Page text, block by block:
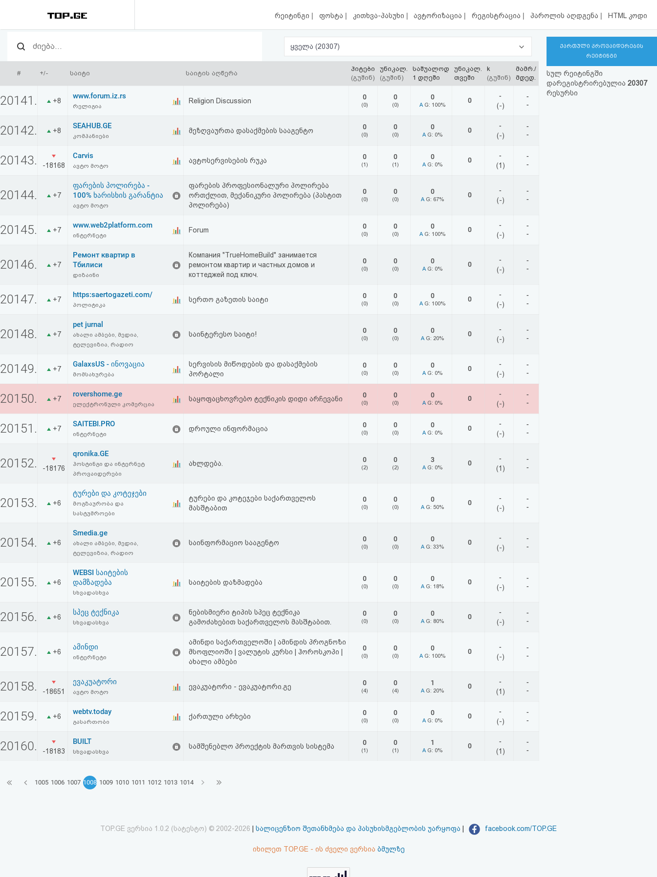
რეიტინგი | ფოსტა | კითხვა-პასუხი | ავტორიზაცია | რეგისტრაცია | პაროლის აღდგენა | HTML კოდი
რეიტინგი
(მთავარი)
ფოსტა
პასუხი
ავტორიზაცია
აღდგენა
კოდი
სალიცენზიო
და
პასუხისმგებლობის
უარყოფა
ყველა (20307)
# +/- საიტი საიტის აღწერა
ჰიტები
(გუშინ)
უნიკალ.
(გუშინ)
საშუალოდ
1 დღეში
უნიკალ.
თვეში
k
(გუშინ)
მამრ./
მდედ.
20141. +8
www.forum.iz.rs
რელიგია
Religion Discussion 0
(0)
0
(0)
0
A G: 100%
0
-
(-)
-
-
20142. +8
SEAHUB.GE
კომპანიები
მეზღვაურთა დასაქმების სააგენტო 0
(0)
0
(0)
0
A G: 0%
0
-
(-)
-
-
20143. -18168
Carvis
ავტო მოტო
ავტოსერვისების რუკა 0
(1)
0
(1)
0
A G: 0%
0
-
(1)
-
-
20144. +7
ფარების პოლირება -
100% ხარისხის გარანტია
ავტო მოტო
ფარების პროფესიონალური პოლირება
ორთქლით, მექანიკური პოლირება (პასტით
პოლირება)
0
(0)
0
(0)
0
A G: 67%
0
-
(-)
-
-
20145. +7
www.web2platform.com
ინტერნეტი
Forum 0
(0)
0
(0)
0
A G: 100%
0
-
(-)
-
-
20146. +7
Ремонт квартир в
Тбилиси
დიზაინი
Компания "TrueHomeBuild" занимается
ремонтом квартир и частных домов и
коттеджей под ключ.
0
(0)
0
(0)
0
A G: 0%
0
-
(-)
-
-
20147. +7
https:saertogazeti.com/
პოლიტიკა
სერთო გაზეთის საიტი 0
(0)
0
(0)
0
A G: 100%
0
-
(-)
-
-
20148. +7
pet jurnal
ახალი ამბები, მედია,
ტელევიზია, რადიო
საინტერესო საიტი! 0
(0)
0
(0)
0
A G: 20%
0
-
(-)
-
-
20149. +7
GalaxsUS - ინოვაცია
მომსახურება
სერვისის მიწოდების და დასაქმების
პორტალი
0
(0)
0
(0)
0
A G: 0%
0
-
(-)
-
-
20150. +7
rovershome.ge
ელექტრონული კომერცია
საყოფაცხოვრებო ტექნიკის დიდი არჩევანი 0
(0)
0
(0)
0
A G: 0%
0
-
(-)
-
-
20151. +7
SAITEBI.PRO
ინტერნეტი
დროული ინფორმაცია 0
(0)
0
(0)
0
A G: 0%
0
-
(-)
-
-
20152. -18176
qronika.GE
ჰოსტინგი და ინტერნეტ
პროვაიდერები
ახლდება. 0
(2)
0
(2)
3
A G: 0%
0
-
(1)
-
-
20153. +6
ტურები და კოტეჯები
მოგზაურობა და
სასტუმროები
ტურები და კოტეჯები საქართველოს
მასშტაბით
0
(0)
0
(0)
0
A G: 50%
0
-
(-)
-
-
20154. +6
Smedia.ge
ახალი ამბები, მედია,
ტელევიზია, რადიო
საინფორმაციო სააგენტო 0
(0)
0
(0)
0
A G: 33%
0
-
(-)
-
-
20155. +6
WEBSI საიტების
დამზადება
სხვადასხვა
საიტების დაზმადება 0
(0)
0
(0)
0
A G: 18%
0
-
(-)
-
-
20156. +6
სპეც ტექნიკა
სხვადასხვა
ნებისმიერი ტიპის სპეც ტექნიკა
გამოძახებით საქართველოს მასშტაბით.
0
(0)
0
(0)
0
A G: 80%
0
-
(-)
-
-
20157. +6
ამინდი
ინტერნეტი
ამინდი საქართველოში | ამინდის პროგნოზი
მსოფლიოში | ვალუტის კურსი | ჰოროსკოპი |
ახალი ამბები
0
(0)
0
(0)
0
A G: 100%
0
-
(-)
-
-
20158. -18651
ევაკუატორი
ავტო მოტო
ევაკუატორი - ევაკუატორი.გე 0
(4)
0
(4)
1
A G: 20%
0
-
(1)
-
-
20159. +6
webtv.today
გასართობი
ქართული არხები 0
(0)
0
(0)
0
A G: 0%
0
-
(-)
-
-
20160. -18183
BUILT
სხვადასხვა
სამშენებლო პროექტის მართვის სისტემა 0
(1)
0
(1)
1
A G: 0%
0
-
(1)
-
-
1005 1006 1007 1008 1009 1010 1011 1012 1013 1014
ქართული პროვაიდერების
რეიტინგი
სულ რეიტინგში
დარეგისტრირებულია 20307
რესურსი
TOP.GE ვერსია 1.0.2 (სატესტო) © 2002-2026 სალიცენზიო შეთანხმება და პასუხისმგებლობის უარყოფა facebook.com/TOP.GE
იხილეთ TOP.GE - ის ძველი ვერსია ბმულზე